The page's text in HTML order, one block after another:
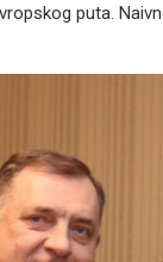
puta.